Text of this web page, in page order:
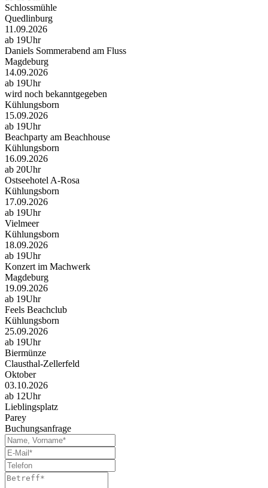
Schlossmühle
Quedlinburg
11.09.2026
ab 19Uhr
Daniels Sommerabend am Fluss
Magdeburg
14.09.2026
ab 19Uhr
wird noch bekanntgegeben
Kühlungsborn
15.09.2026
ab 19Uhr
Beachparty am Beachhouse
Kühlungsborn
16.09.2026
ab 20Uhr
Ostseehotel A-Rosa
Kühlungsborn
17.09.2026
ab 19Uhr
Vielmeer
Kühlungsborn
18.09.2026
ab 19Uhr
Konzert im Machwerk
Magdeburg
19.09.2026
ab 19Uhr
Feels Beachclub
Kühlungsborn
25.09.2026
ab 19Uhr
Biermünze
Clausthal-Zellerfeld
Oktober
03.10.2026
ab 12Uhr
Lieblingsplatz
Parey
Buchungsanfrage